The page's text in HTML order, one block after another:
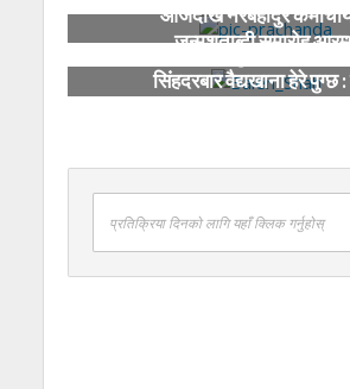
आजदेखि नरबहादुर
जन्मशताब्दी समारोह
सिंहदरबार वैद्यखाना हेरे पुग्छ
प्रतिक्रिया दिनको लागि यहाँ क्लिक गर्नुहोस्